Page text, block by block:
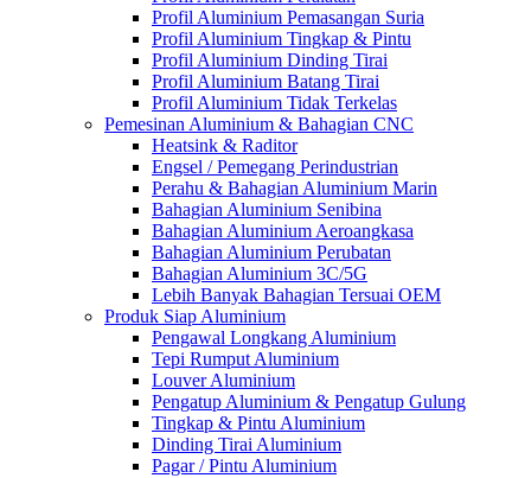
Profil Aluminium Pemasangan Suria
Profil Aluminium Tingkap & Pintu
Profil Aluminium Dinding Tirai
Profil Aluminium Batang Tirai
Profil Aluminium Tidak Terkelas
Pemesinan Aluminium & Bahagian CNC
Heatsink & Raditor
Engsel / Pemegang Perindustrian
Perahu & Bahagian Aluminium Marin
Bahagian Aluminium Senibina
Bahagian Aluminium Aeroangkasa
Bahagian Aluminium Perubatan
Bahagian Aluminium 3C/5G
Lebih Banyak Bahagian Tersuai OEM
Produk Siap Aluminium
Pengawal Longkang Aluminium
Tepi Rumput Aluminium
Louver Aluminium
Pengatup Aluminium & Pengatup Gulung
Tingkap & Pintu Aluminium
Dinding Tirai Aluminium
Pagar / Pintu Aluminium